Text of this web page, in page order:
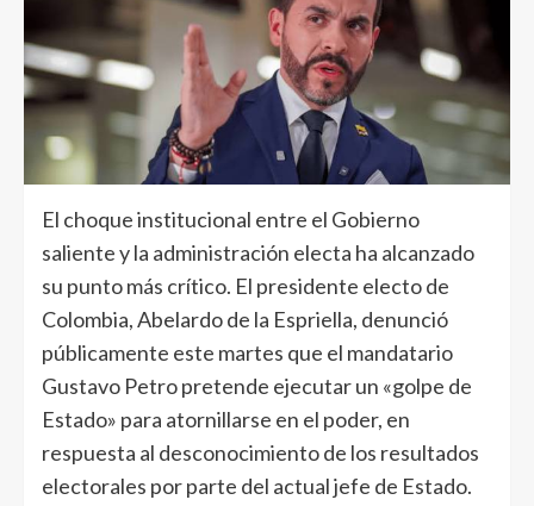
El choque institucional entre el Gobierno
saliente y la administración electa ha alcanzado
su punto más crítico. El presidente electo de
Colombia, Abelardo de la Espriella, denunció
públicamente este martes que el mandatario
Gustavo Petro pretende ejecutar un «golpe de
Estado» para atornillarse en el poder, en
respuesta al desconocimiento de los resultados
electorales por parte del actual jefe de Estado.